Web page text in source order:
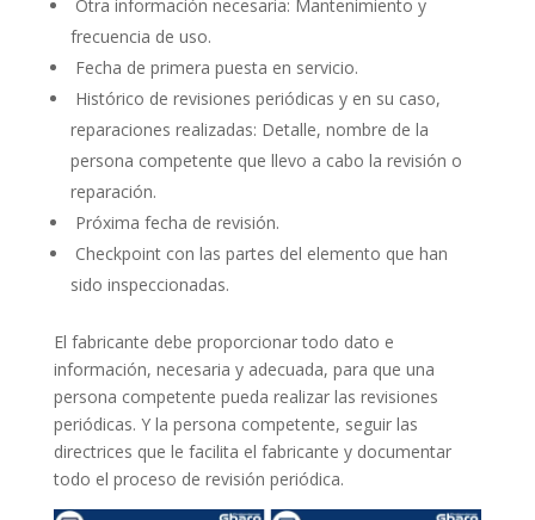
Otra información necesaria: Mantenimiento y
frecuencia de uso.
Fecha de primera puesta en servicio.
Histórico de revisiones periódicas y en su caso,
reparaciones realizadas: Detalle, nombre de la
persona competente que llevo a cabo la revisión o
reparación.
Próxima fecha de revisión.
Checkpoint con las partes del elemento que han
sido inspeccionadas.
El fabricante debe proporcionar todo dato e
información, necesaria y adecuada, para que una
persona competente pueda realizar las revisiones
periódicas. Y la persona competente, seguir las
directrices que le facilita el fabricante y documentar
todo el proceso de revisión periódica.